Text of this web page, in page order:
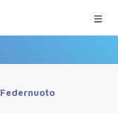
Federnuoto